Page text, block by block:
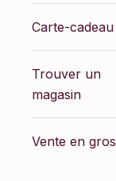
Carte-cadeau
Trouver un
magasin
Vente en gros